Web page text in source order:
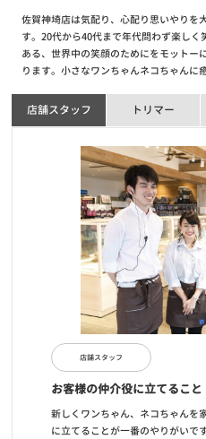
佐賀神埼店は気配り、心配り思いやりを
す。20代から40代まで年代問わず楽し
ある、世界中の笑顔のためにをモットー
ります。小さなワンちゃんネコちゃんに
店舗スタッフ トリマー
店舗スタッフ
お客様の仲介役に立てること
新しくワンちゃん、ネコちゃんを
に立てることが一番のやりがいで